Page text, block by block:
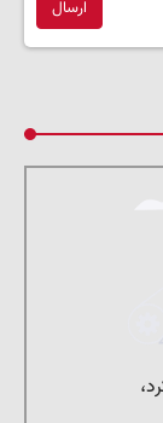
ارسال